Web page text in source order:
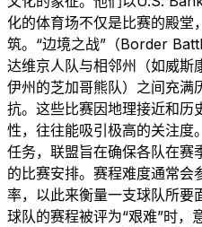
化的体育场不仅是比赛的殿堂
筑。“边境之战”（Border
达维京人队与相邻州（如威斯
伊州的芝加哥熊队）之间充满
抗。这些比赛因地理接近和历
性，往往能吸引极高的关注度
任务，联盟旨在确保各队在赛
的比赛安排。赛程难度通常会
率，以此来衡量一支球队所要
球队的赛程被评为“艰难”时，